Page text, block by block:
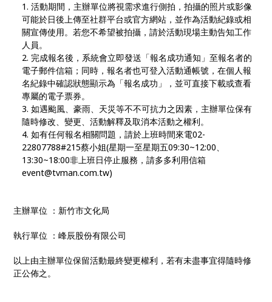
活動期間，主辦單位將視需求進行側拍，拍攝的照片或影像
可能於日後上傳至社群平台或官方網站，並作為活動紀錄或相
關宣傳使用。若您不希望被拍攝，請於活動現場主動告知工作
人員。
完成報名後，系統會立即發送「報名成功通知」至報名者的
電子郵件信箱；同時，報名者也可登入活動通帳號，在個人報
名紀錄中確認狀態顯示為「報名成功」，並可直接下載或查看
專屬的電子票券。
如遇颱風、豪雨、天災等不不可抗力之因素，主辦單位保有
隨時修改、變更、活動解釋及取消本活動之權利。
如有任何報名相關問題，請於上班時間來電02-
22807788#215蔡小姐(星期一至星期五09:30~12:00、
13:30~18:00非上班日停止服務，請多多利用信箱
event@tvman.com.tw)
主辦單位 ：新竹市文化局
執行單位 ：峰辰股份有限公司
以上由主辦單位保留活動最終變更權利，若有未盡事宜得隨時修
正公佈之。